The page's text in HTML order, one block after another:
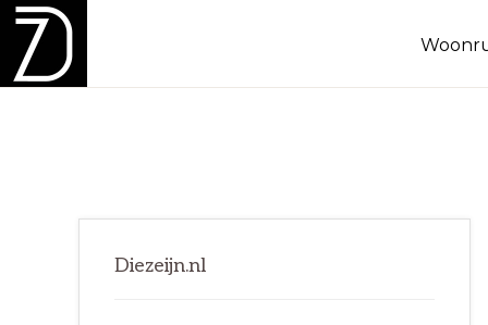
Spring
naar
de
Door
naar
de
Spring
naar
de
Sidebar
Diezeijn.nl